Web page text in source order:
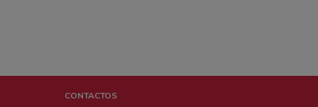
CONTACTOS